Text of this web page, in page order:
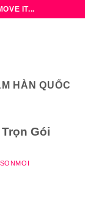
IT...
HÀN QUỐC
Gói